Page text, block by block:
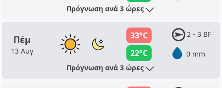
Πρόγνωση ανά 3 ώρες
Πέμ
13 Αυγ
33°C
22°C
2 - 3 BF
0 mm
Πρόγνωση ανά 3 ώρες